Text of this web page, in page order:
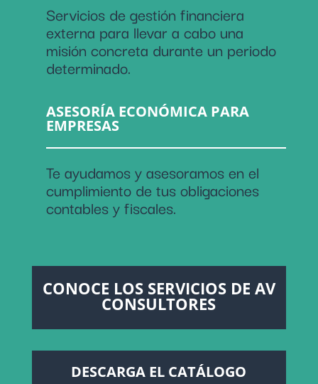
Servicios de gestión financiera
externa para llevar a cabo una
misión concreta durante un periodo
determinado.
ASESORÍA ECONÓMICA PARA
EMPRESAS
Te ayudamos y asesoramos en el
cumplimiento de tus obligaciones
contables y fiscales.
CONOCE LOS SERVICIOS DE AV
CONSULTORES
DESCARGA EL CATÁLOGO